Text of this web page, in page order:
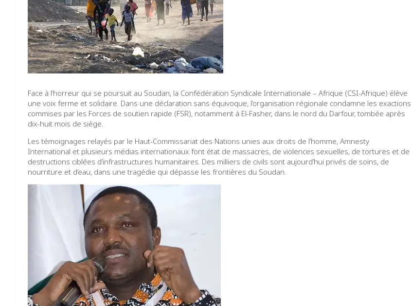
Face à l’horreur qui se poursuit au Soudan, la Confédération Syndicale Internationale – Afrique (CSI-Afrique) élève
une voix ferme et solidaire. Dans une déclaration sans équivoque, l’organisation régionale condamne les exactions
commises par les Forces de soutien rapide (FSR), notamment à El-Fasher, dans le nord du Darfour, tombée après
dix-huit mois de siège.
Les témoignages relayés par le Haut-Commissariat des Nations unies aux droits de l’homme, Amnesty
International et plusieurs médias internationaux font état de massacres, de violences sexuelles, de tortures et de
destructions ciblées d’infrastructures humanitaires. Des milliers de civils sont aujourd’hui privés de soins, de
nourriture et d’eau, dans une tragédie qui dépasse les frontières du Soudan.